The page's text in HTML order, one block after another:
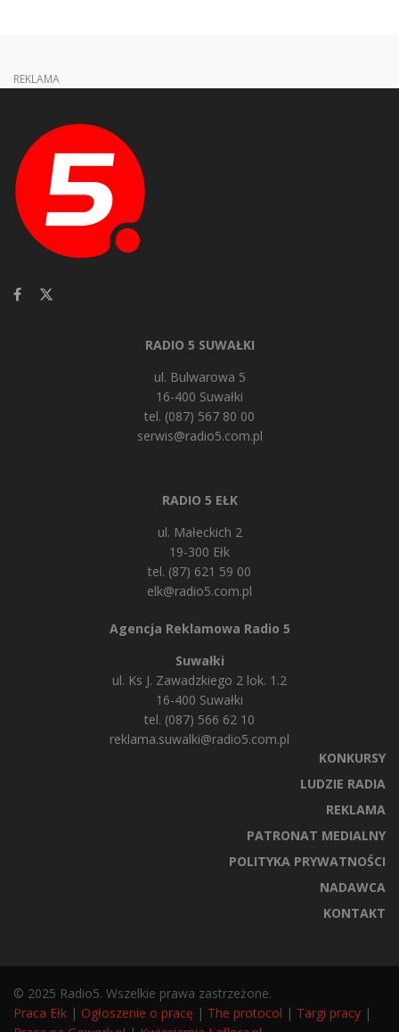
REKLAMA
RADIO 5 SUWAŁKI
ul. Bulwarowa 5
16-400 Suwałki
tel. (087) 567 80 00
serwis@radio5.com.pl
RADIO 5 EŁK
ul. Małeckich 2
19-300 Ełk
tel. (87) 621 59 00
elk@radio5.com.pl
Agencja Reklamowa Radio 5
Suwałki
ul. Ks J. Zawadzkiego 2 lok. 1.2
16-400 Suwałki
tel. (087) 566 62 10
reklama.suwalki@radio5.com.pl
KONKURSY
LUDZIE RADIA
REKLAMA
PATRONAT MEDIALNY
POLITYKA PRYWATNOŚCI
NADAWCA
KONTAKT
© 2025 Radio5. Wszelkie prawa zastrzeżone.
Praca Ełk | Ogłoszenie o pracę | The protocol | Targi pracy |